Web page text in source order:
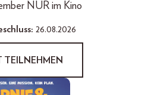
NUR im Kino
26.08.2026
TEILNEHMEN